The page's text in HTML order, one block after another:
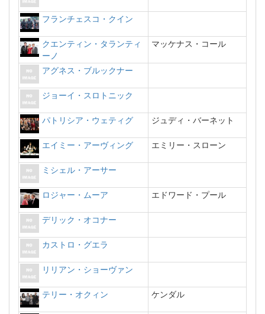
フランチェスコ・クイン
クエンティン・タランティ
ーノ
マッケナス・コール
アグネス・ブルックナー
ジョーイ・スロトニック
パトリシア・ウェティグ ジュディ・バーネット
エイミー・アーヴィング エミリー・スローン
ミシェル・アーサー
ロジャー・ムーア エドワード・プール
デリック・オコナー
カストロ・グエラ
リリアン・ショーヴァン
テリー・オクィン ケンダル